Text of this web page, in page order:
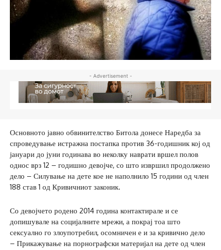
- Advertisement -
Основното јавно обвинителство Битола донесе Наредба за
спроведување истражна постапка против 36-годишник кој од
јануари до јуни годинава во неколку наврати вршел полов
однос врз 12 – годишно девојче, со што извршил продолжено
дело – Силување на дете кое не наполнило 15 години од член
188 став 1 од Кривичниот законик.
Со девојчето родено 2014 година контактирале и се
допишувале на социјалните мрежи, а покрај тоа што
сексуално го злоупотребил, осомничен е и за кривично дело
– Прикажување на порнографски материјал на дете од член